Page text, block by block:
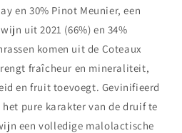
en 30% Pinot Meunier, een
uit 2021 (66%) en 34%
komen uit de Coteaux
fraîcheur en mineraliteit,
en fruit toevoegt. Gevinifieerd
pure karakter van de druif te
een volledige malolactische